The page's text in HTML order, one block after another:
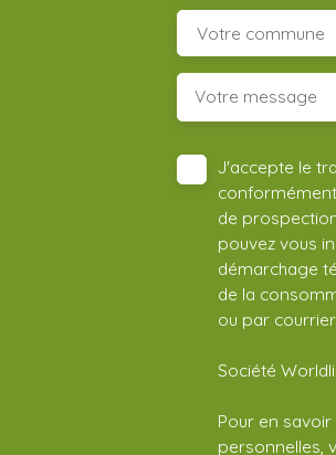
Votre commune
Votre message
J'accepte le
de
pouvez vous
démarchage
de la
ou par
Société
Pour en
personnelles,